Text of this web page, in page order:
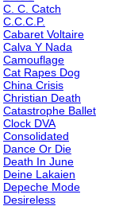
C. C. Catch
C.C.C.P.
Cabaret Voltaire
Calva Y Nada
Camouflage
Cat Rapes Dog
China Crisis
Christian Death
Catastrophe Ballet
Clock DVA
Consolidated
Dance Or Die
Death In June
Deine Lakaien
Depeche Mode
Desireless